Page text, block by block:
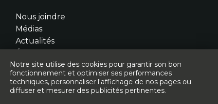
Nous joindre
Médias
Actualités
© Université de l'Ontario français - 2026
Notre site utilise des cookies pour garantir son bon
fonctionnement et optimiser ses performances
techniques, personnaliser l'affichage de nos pages ou
diffuser et mesurer des publicités pertinentes.